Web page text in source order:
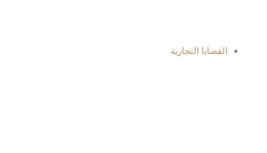
القضايا التجارية